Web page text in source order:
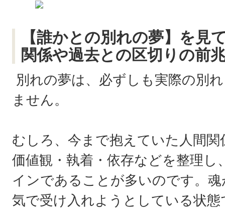
【誰かとの別れの夢】を見
関係や過去との区切りの前
別れの夢は、必ずしも実際の別
ません。
むしろ、今まで抱えていた人間
価値観・執着・依存などを整理し
インであることが多いのです。
気で受け入れようとしている状